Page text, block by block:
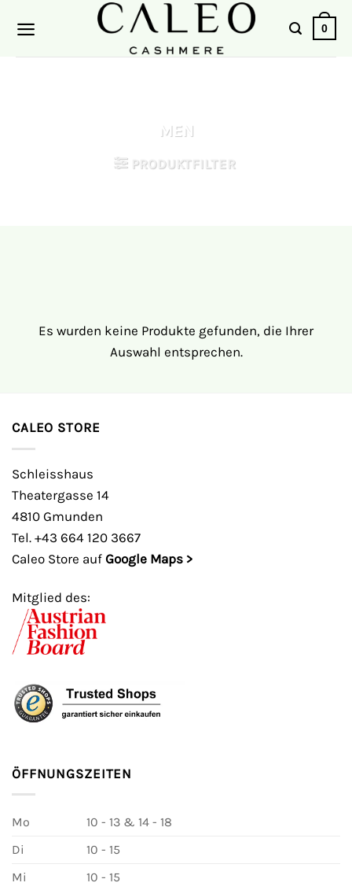
Inhalt
0
MEN
PRODUKTFILTER
Es wurden keine Produkte gefunden, die Ihrer
Auswahl entsprechen.
CALEO STORE
Schleisshaus
Theatergasse 14
4810 Gmunden
Tel. +43 664 120 3667
Caleo Store auf Google Maps >
Mitglied des:
ÖFFNUNGSZEITEN
Mo
10 - 13 & 14 - 18
Di
10 - 15
Mi
10 - 15